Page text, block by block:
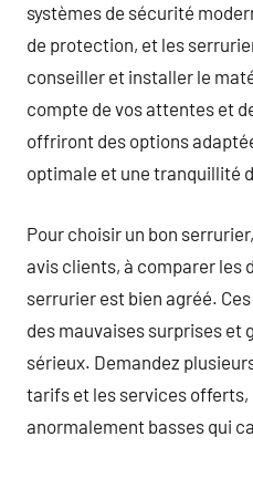
systèmes de sécurité
de protection, et les
conseiller et installer le
compte de vos attentes et
offriront des options
optimale et une tranquillité
Pour choisir un bon
avis clients, à comparer les
serrurier est bien agréé.
des mauvaises surprises et
sérieux. Demandez
tarifs et les services
anormalement basses qui